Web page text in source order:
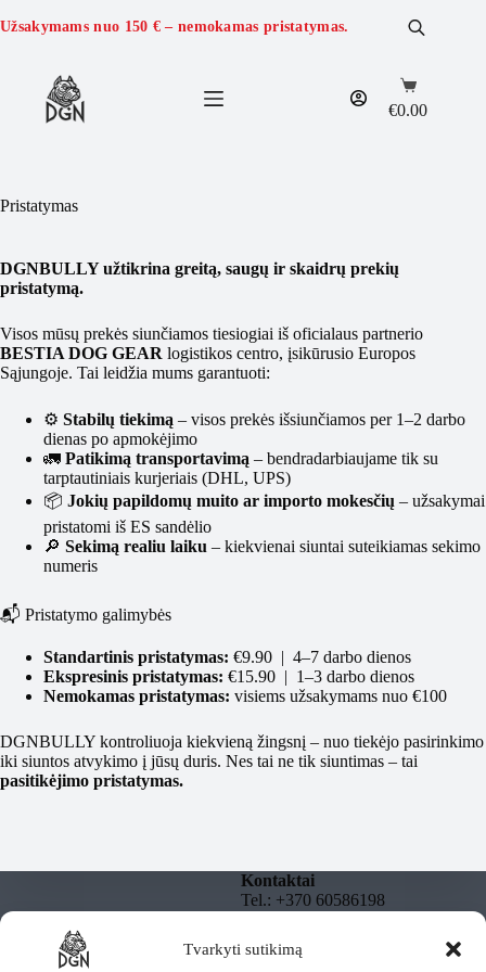
Tvarkyti sutikimą
to
Užsakymams nuo 150 € – nemokamas pristatymas.
Shopping
cart
€0.00
Pristatymas
DGNBULLY užtikrina greitą, saugų ir skaidrų prekių
pristatymą.
Visos mūsų prekės siunčiamos tiesiogiai iš oficialaus partnerio
BESTIA DOG GEAR logistikos centro, įsikūrusio Europos
Sąjungoje. Tai leidžia mums garantuoti:
⚙️ Stabilų tiekimą – visos prekės išsiunčiamos per 1–2 darbo
dienas po apmokėjimo
🚛 Patikimą transportavimą – bendradarbiaujame tik su
tarptautiniais kurjeriais (DHL, UPS)
📦 Jokių papildomų muito ar importo mokesčių – užsakymai
pristatomi iš ES sandėlio
🔎 Sekimą realiu laiku – kiekvienai siuntai suteikiamas sekimo
numeris
📬 Pristatymo galimybės
Standartinis pristatymas: €9.90 | 4–7 darbo dienos
Ekspresinis pristatymas: €15.90 | 1–3 darbo dienos
Nemokamas pristatymas: visiems užsakymams nuo €100
DGNBULLY kontroliuoja kiekvieną žingsnį – nuo tiekėjo pasirinkimo
iki siuntos atvykimo į jūsų duris. Nes tai ne tik siuntimas – tai
pasitikėjimo pristatymas.
Informacija
Kontaktai
Tel.: +370 60586198